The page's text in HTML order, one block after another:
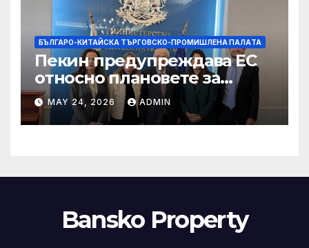
БЪЛГАРО-КИТАЙСКА ТЪРГОВСКО-ПРОМИШЛЕНА ПАЛAТА
Пекин предупреждава ЕС
относно плановете за
насочване към китайски
продукти
MAY 24, 2026 ADMIN
Bansko Property